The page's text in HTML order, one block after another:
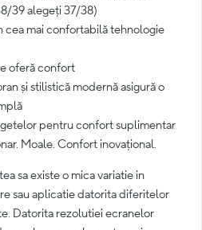
39 alegeți 37/38)
mai confortabilă tehnologie
oferă confort
și stilistică modernă asigură o
pentru confort suplimentar
Moale. Confort inovațional.
sa existe o mica variatie in
sau aplicatie datorita diferitelor
Datorita rezolutiei ecranelor